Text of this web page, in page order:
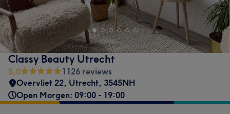
Classy Beauty Utrecht
5,0
1126 reviews
Overvliet 22, Utrecht, 3545NH
Open Morgen: 09:00 - 19:00